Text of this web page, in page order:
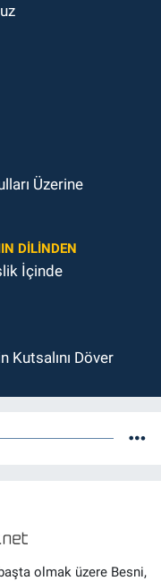
Üzerine
DILINDEN
İçinde
Kutsalını Döver
olmak üzere Besni,